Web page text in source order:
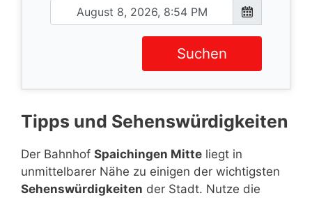
Suchen
Tipps und Sehenswürdigkeiten
Der Bahnhof Spaichingen Mitte liegt in
unmittelbarer Nähe zu einigen der wichtigsten
Sehenswürdigkeiten der Stadt. Nutze die